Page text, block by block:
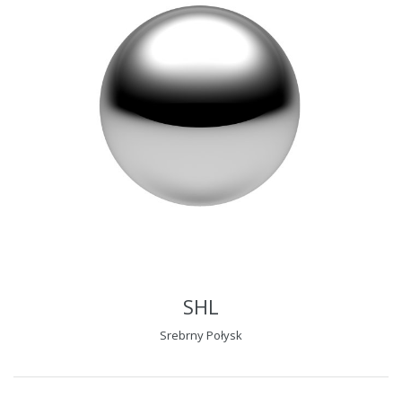
SHL
Srebrny Połysk